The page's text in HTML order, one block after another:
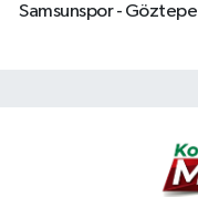
Samsunspor - Göztepe